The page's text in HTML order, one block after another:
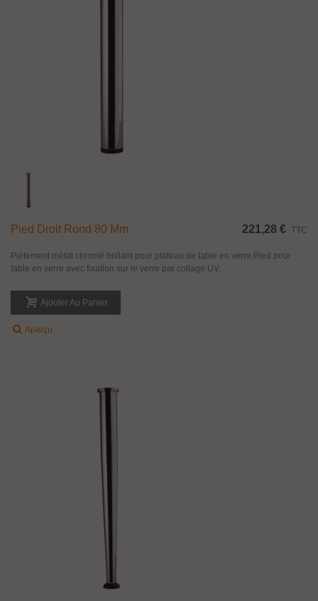
Pied Droit Rond 80 Mm 221,28 € TTC
Piétement métal chromé brillant pour plateau de table en verre.Pied pour
table en verre avec fixation sur le verre par collage UV.
Ajouter Au Panier
Aperçu